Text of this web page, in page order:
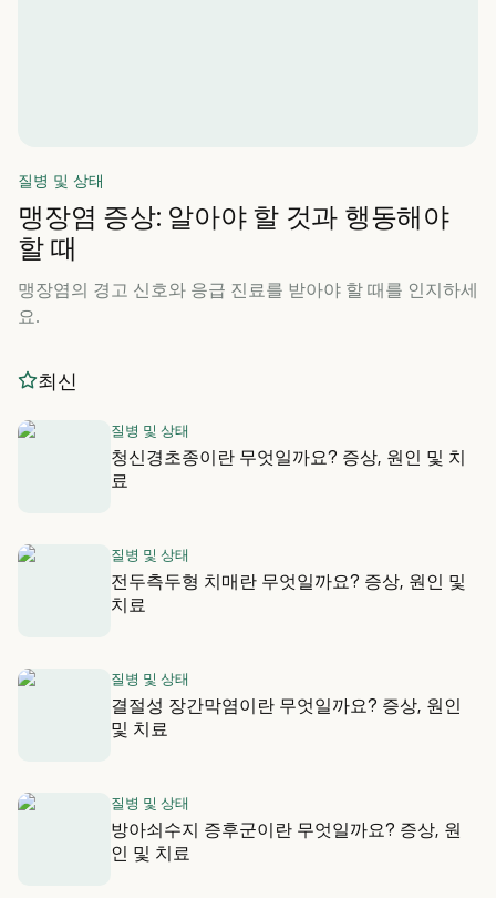
질병 및 상태
맹장염 증상: 알아야 할 것과 행동해야
할 때
맹장염의 경고 신호와 응급 진료를 받아야 할 때를 인지하세
요.
최신
질병 및 상태
청신경초종이란 무엇일까요? 증상, 원인 및 치
료
질병 및 상태
전두측두형 치매란 무엇일까요? 증상, 원인 및
치료
질병 및 상태
결절성 장간막염이란 무엇일까요? 증상, 원인
및 치료
질병 및 상태
방아쇠수지 증후군이란 무엇일까요? 증상, 원
인 및 치료